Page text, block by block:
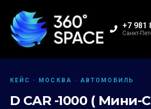
+7 981
Санкт-
КЕЙС · МОСКВА · АВТОМОБИЛЬ
D CAR -1000 ( Мини-